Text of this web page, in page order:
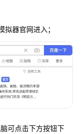
拟器官网进入；
可点击下方按钮下